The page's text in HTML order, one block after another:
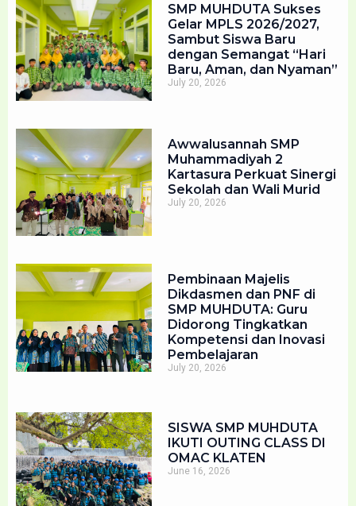
SMP MUHDUTA Sukses
Gelar MPLS 2026/2027,
Sambut Siswa Baru
dengan Semangat “Hari
Baru, Aman, dan Nyaman”
July 20, 2026
Awwalusannah SMP
Muhammadiyah 2
Kartasura Perkuat Sinergi
Sekolah dan Wali Murid
July 20, 2026
Pembinaan Majelis
Dikdasmen dan PNF di
SMP MUHDUTA: Guru
Didorong Tingkatkan
Kompetensi dan Inovasi
Pembelajaran
July 20, 2026
SISWA SMP MUHDUTA
IKUTI OUTING CLASS DI
OMAC KLATEN
June 16, 2026